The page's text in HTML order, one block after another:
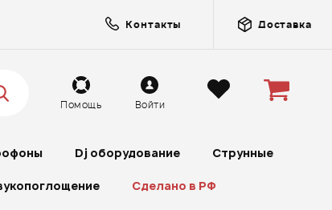
Контакты Доставка
Помощь Войти
Dj оборудование Струнные
Сделано в РФ